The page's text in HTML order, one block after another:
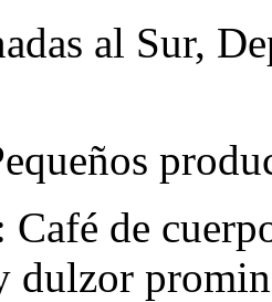
al Sur,
de
dulzor